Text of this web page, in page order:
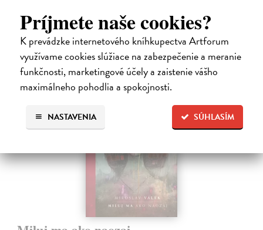
Príjmete naše cookies?
K prevádzke internetového kníhkupectva Artforum
využívame cookies slúžiace na zabezpečenie a meranie
funkčnosti, marketingové účely a zaistenie vášho
maximálneho pohodlia a spokojnosti.
SÚHLASÍM
NASTAVENIA
14,31 €
15,90 € ?
na sklade